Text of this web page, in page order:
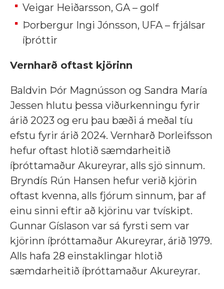
Veigar Heiðarsson, GA – golf
Þorbergur Ingi Jónsson, UFA – frjálsar
íþróttir
Vernharð oftast kjörinn
Baldvin Þór Magnússon og Sandra María
Jessen hlutu þessa viðurkenningu fyrir
árið 2023 og eru þau bæði á meðal tíu
efstu fyrir árið 2024. Vernharð Þorleifsson
hefur oftast hlotið sæmdarheitið
íþróttamaður Akureyrar, alls sjö sinnum.
Bryndís Rún Hansen hefur verið kjörin
oftast kvenna, alls fjórum sinnum, þar af
einu sinni eftir að kjörinu var tvískipt.
Gunnar Gíslason var sá fyrsti sem var
kjörinn íþróttamaður Akureyrar, árið 1979.
Alls hafa 28 einstaklingar hlotið
sæmdarheitið íþróttamaður Akureyrar.